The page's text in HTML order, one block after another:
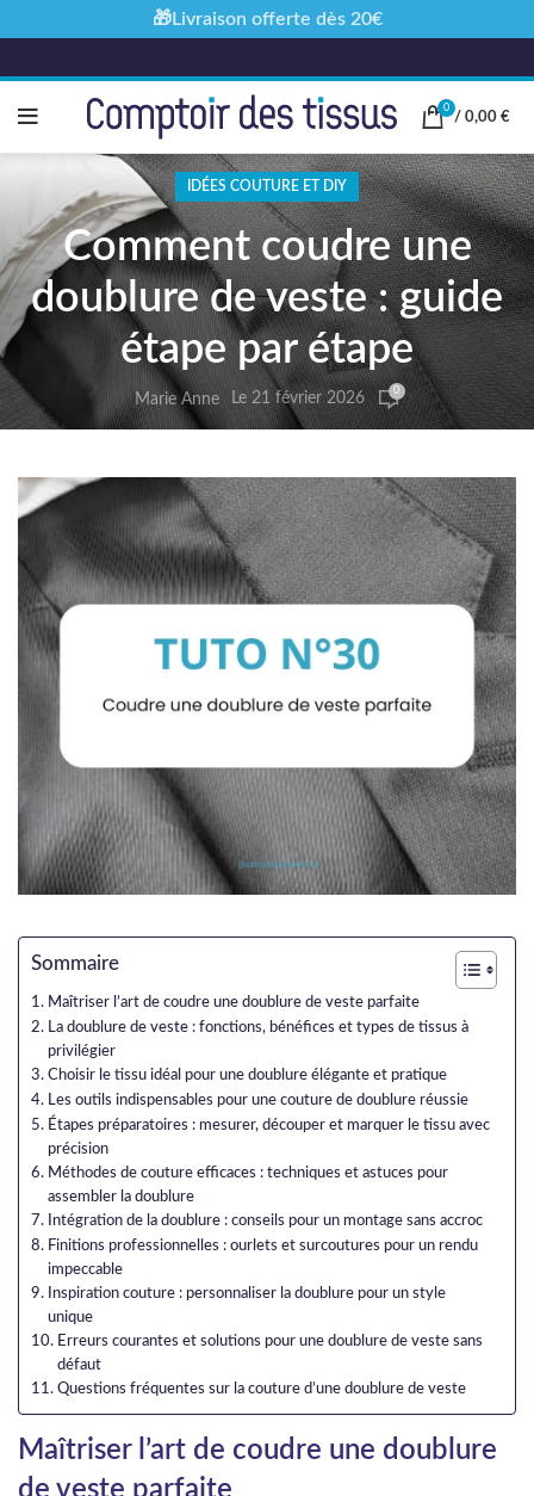
0
/ 0,00 €
IDÉES COUTURE ET DIY
Comment coudre une
doublure de veste : guide
étape par étape
Marie Anne Le 21 février 2026 0
Sommaire
Maîtriser l’art de coudre une doublure de veste parfaite
La doublure de veste : fonctions, bénéfices et types de tissus à
privilégier
Choisir le tissu idéal pour une doublure élégante et pratique
Les outils indispensables pour une couture de doublure réussie
Étapes préparatoires : mesurer, découper et marquer le tissu avec
précision
Méthodes de couture efficaces : techniques et astuces pour
assembler la doublure
Intégration de la doublure : conseils pour un montage sans accroc
Finitions professionnelles : ourlets et surcoutures pour un rendu
impeccable
Inspiration couture : personnaliser la doublure pour un style
unique
Erreurs courantes et solutions pour une doublure de veste sans
défaut
Questions fréquentes sur la couture d’une doublure de veste
Maîtriser l’art de coudre une doublure
🎁Livraison offerte dès 20€